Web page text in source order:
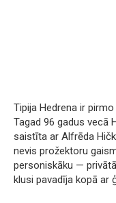
Tipija Hedrena ir
Tagad 96 gadus vecā
saistīta ar Alfrēda
nevis prožektoru
personiskāku —
klusi pavadīja kopā ar